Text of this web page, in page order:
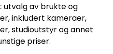
av brukte og
inkludert kameraer,
studioutstyr og annet
priser.